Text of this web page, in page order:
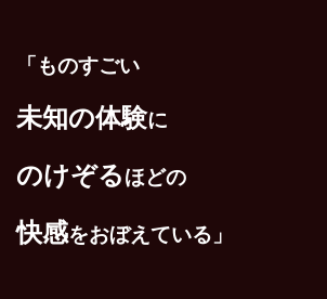
「ものすごい
未知の体験に
のけぞるほどの
快感をおぼえている」